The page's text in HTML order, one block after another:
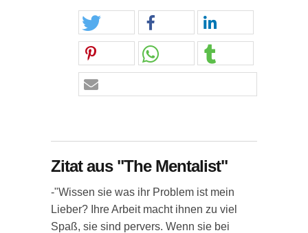
Zitat aus "The Mentalist"
-"Wissen sie was ihr Problem ist mein
Lieber? Ihre Arbeit macht ihnen zu viel
Spaß, sie sind pervers. Wenn sie bei